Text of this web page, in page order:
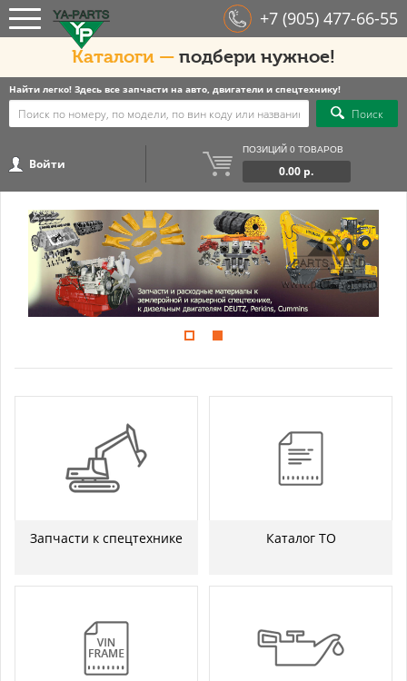
+7 (905) 477-66-55
Каталоги — подбери нужное!
Найти легко! Здесь все запчасти на авто, двигатели и спецтехнику!
Поиск
Войти
ПОЗИЦИЙ 0 ТОВАРОВ
0.00 р.
Запчасти к спецтехнике Каталог ТО